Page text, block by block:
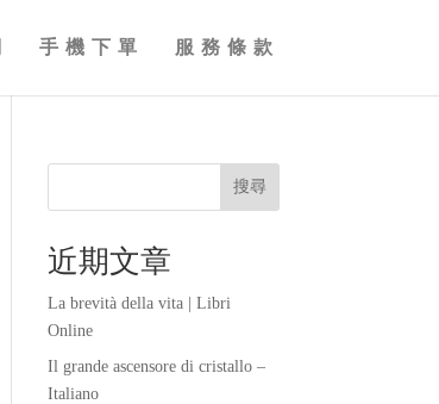
手機下單 服務條款
搜尋
近期文章
La brevità della vita | Libri
Online
Il grande ascensore di cristallo –
Italiano